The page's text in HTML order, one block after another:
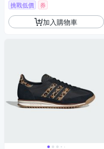
挑戰低價 券
加入購物車